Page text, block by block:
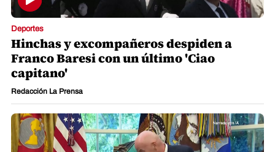
Deportes
Hinchas y excompañeros despiden a
Franco Baresi con un último 'Ciao
capitano'
Redacción La Prensa